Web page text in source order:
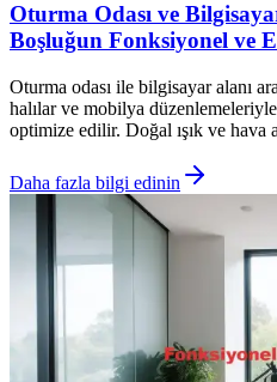
Oturma Odası ve
Boşluğun Fonksiyonel ve
Oturma odası ile bilgisayar alanı
halılar ve mobilya
optimize edilir. Doğal ışık ve hava
Daha fazla bilgi edinin